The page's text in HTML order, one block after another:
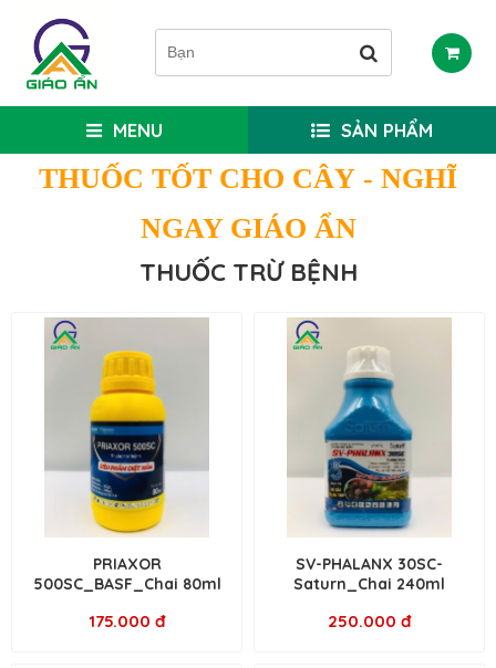
MENU SẢN PHẨM
THUỐC TỐT CHO CÂY - NGHĨ
NGAY GIÁO ẨN
THUỐC TRỪ BỆNH
PRIAXOR
500SC_BASF_Chai 80ml
175.000 đ
SV-PHALANX 30SC-
Saturn_Chai 240ml
250.000 đ